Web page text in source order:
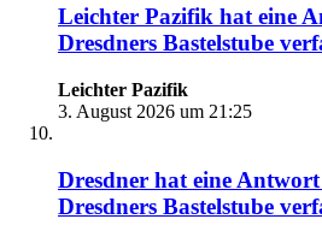
Leichter Pazifik hat eine
Dresdners Bastelstube
Leichter Pazifik
3. August 2026 um 21:25
Dresdner hat eine
Dresdners Bastelstube